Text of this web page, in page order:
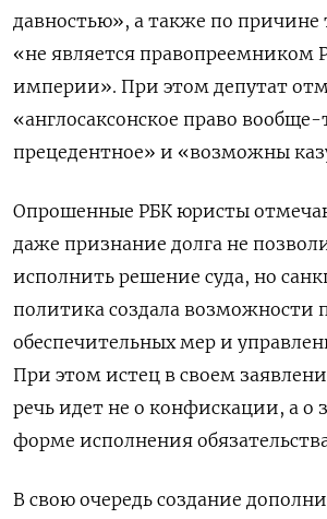
давностью», а также по причине
«не является правопреемником
империи». При этом депутат
«англосаксонское право вообще-
прецедентное» и «возможны
Опрошенные РБК юристы
даже признание долга не
исполнить решение суда, но
политика создала возможности
обеспечительных мер и
При этом истец в своем
речь идет не о конфискации, а о
форме исполнения
В свою очередь создание